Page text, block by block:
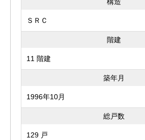
構造
ＳＲＣ
階建
11 階建
築年月
1996年10月
総戸数
129 戸